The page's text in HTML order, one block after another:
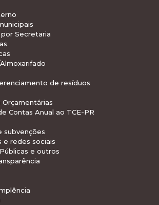
Secretaria
de resíduos
Orçamentárias
Contas Anual ao TCE-PR
subvenções
e redes sociais
e outros